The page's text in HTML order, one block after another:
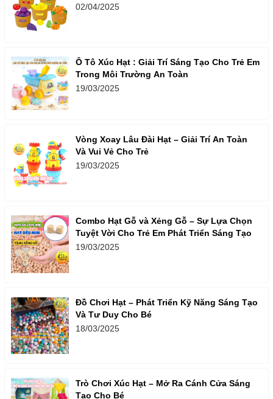
02/04/2025
Ô Tô Xúc Hạt : Giải Trí Sáng Tạo Cho Trẻ Em
Trong Môi Trường An Toàn
19/03/2025
Vòng Xoay Lâu Đài Hạt – Giải Trí An Toàn
Và Vui Vẻ Cho Trẻ
19/03/2025
Combo Hạt Gỗ và Xẻng Gỗ – Sự Lựa Chọn
Tuyệt Vời Cho Trẻ Em Phát Triển Sáng Tạo
19/03/2025
Đồ Chơi Hạt – Phát Triển Kỹ Năng Sáng Tạo
Và Tư Duy Cho Bé
18/03/2025
Trò Chơi Xúc Hạt – Mở Ra Cánh Cửa Sáng
Tạo Cho Bé